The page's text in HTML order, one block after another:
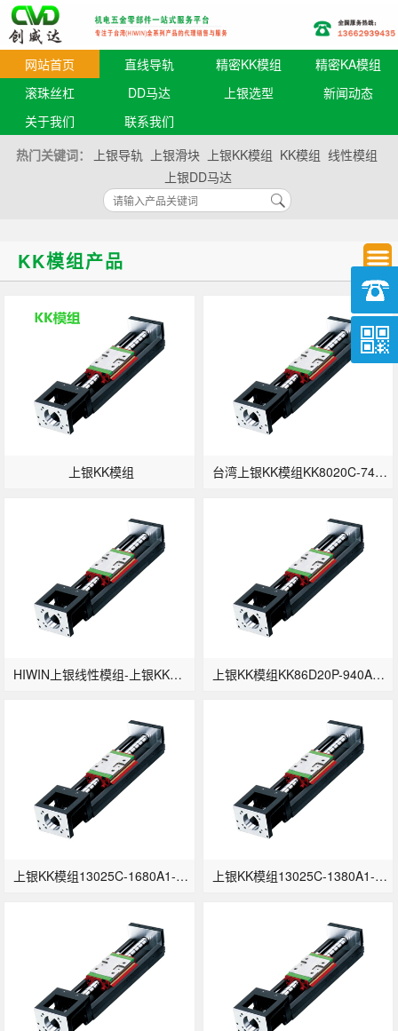
网站首页 直线导轨 精密KK模组
精密KA模组
滚珠丝杠
DD马达 上银选型
新闻动态
关于我们
联系我们
热门关键词：
上银导轨 上银滑块 上银KK模组 KK模组 线性模组
上银DD马达
KK模组产品
上银KK模组 台湾上银KK模组KK8020C-740A1-F0
HIWIN上银线性模组-上银KK模组KK6010C-300A1-F0 上银KK模组KK86D20P-940A1-F0
上银KK模组13025C-1680A1-F0 上银KK模组13025C-1380A1-F0